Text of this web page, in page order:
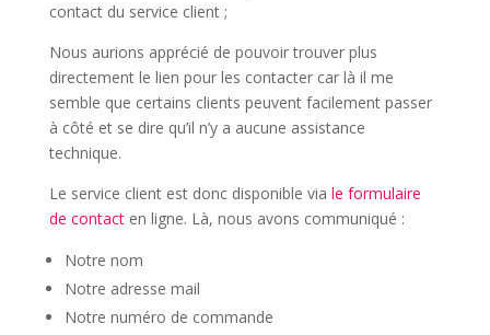
contact du service client ;
Nous aurions apprécié de pouvoir trouver plus
directement le lien pour les contacter car là il me
semble que certains clients peuvent facilement passer
à côté et se dire qu’il n’y a aucune assistance
technique.
Le service client est donc disponible via le formulaire
de contacten ligne. Là, nous avons communiqué :
Notre nom
Notre adresse mail
Notre numéro de commande